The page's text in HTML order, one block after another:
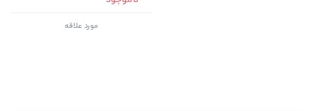
مورد علاقه